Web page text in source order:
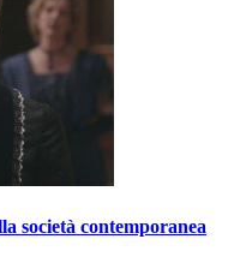
società contemporanea